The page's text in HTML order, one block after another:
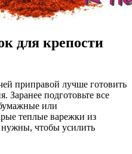
для крепости
приправой лучше готовить
Заранее подготовьте все
или
теплые варежки из
чтобы усилить